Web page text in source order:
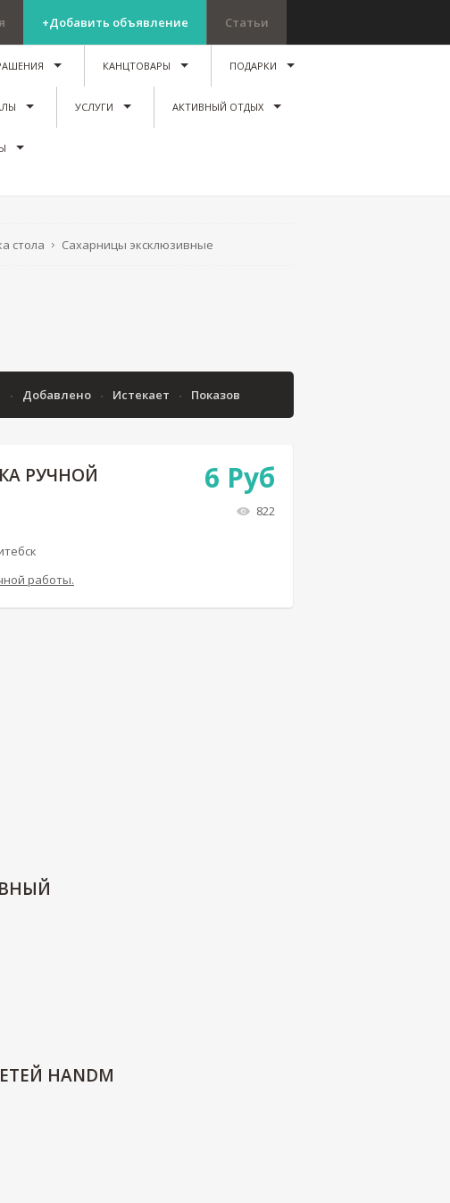
+Добавить объявление Статьи
КАНЦТОВАРЫ ПОДАРКИ
УСЛУГИ АКТИВНЫЙ ОТДЫХ
стола Сахарницы эксклюзивные
Добавлено Истекает Показов
РУЧНОЙ
работы.
6 Руб
822
HANDM